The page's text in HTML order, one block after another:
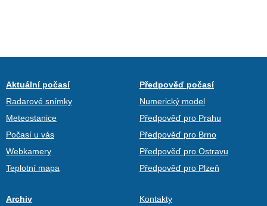
Aktuální počasí
Radarové snímky
Meteostanice
Počasí u vás
Webkamery
Teplotní mapa
Předpověď počasí
Numerický model
Předpověď pro Prahu
Předpověď pro Brno
Předpověď pro Ostravu
Předpověď pro Plzeň
Archiv Kontakty